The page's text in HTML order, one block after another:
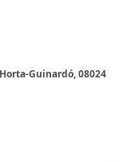
Guinardó, 08024